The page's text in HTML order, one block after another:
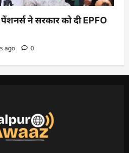
ने सरकार को दी EPFO
ago 0